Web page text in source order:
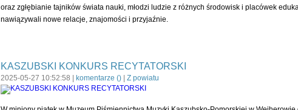
oraz zgłębianie tajników świata nauki, młodzi ludzie z różnych środowisk i placówek
nawiązywali nowe relacje, znajomości i przyjaźnie.
KASZUBSKI KONKURS RECYTATORSKI
2025-05-27 10:52:58 | komentarze ()| Z powiatu